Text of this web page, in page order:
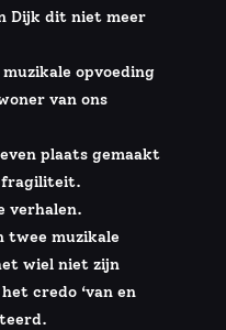
Dijk dit niet meer
opvoeding
van ons
plaats gemaakt
fragiliteit.
verhalen.
twee muzikale
wiel niet zijn
credo ‘van en